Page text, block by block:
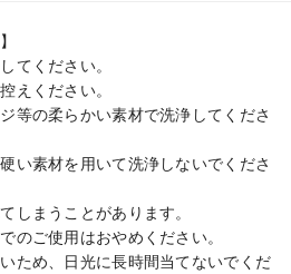
てください。
えください。
等の柔らかい素材で洗浄してくださ
い素材を用いて洗浄しないでくださ
しまうことがあります。
のご使用はおやめください。
ため、日光に長時間当てないでくだ